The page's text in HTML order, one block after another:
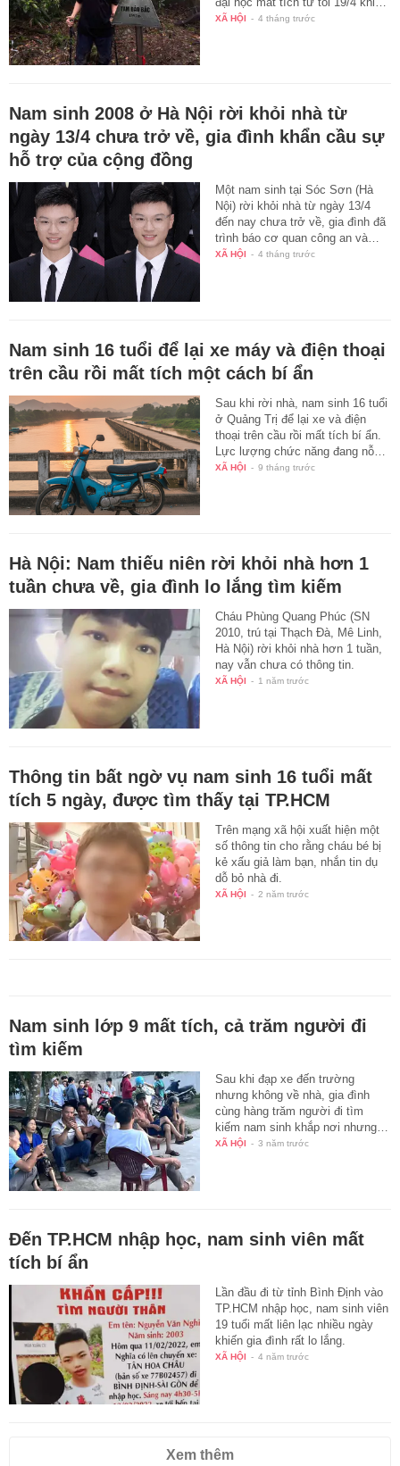
XÃ HỘI - 4 tháng trước
Nam sinh 2008 ở Hà Nội rời khỏi nhà từ
ngày 13/4 chưa trở về, gia đình khẩn cầu sự
hỗ trợ của cộng đồng
Một nam sinh tại Sóc Sơn (Hà
Nội) rời khỏi nhà từ ngày 13/4
đến nay chưa trở về, gia đình đã
trình báo cơ quan công an và…
XÃ HỘI - 4 tháng trước
Nam sinh 16 tuổi để lại xe máy và điện thoại
trên cầu rồi mất tích một cách bí ẩn
Sau khi rời nhà, nam sinh 16 tuổi
ở Quảng Trị để lại xe và điện
thoại trên cầu rồi mất tích bí ẩn.
Lực lượng chức năng đang nỗ…
XÃ HỘI - 9 tháng trước
Hà Nội: Nam thiếu niên rời khỏi nhà hơn 1
tuần chưa về, gia đình lo lắng tìm kiếm
Cháu Phùng Quang Phúc (SN
2010, trú tại Thạch Đà, Mê Linh,
Hà Nội) rời khỏi nhà hơn 1 tuần,
nay vẫn chưa có thông tin.
XÃ HỘI - 1 năm trước
Thông tin bất ngờ vụ nam sinh 16 tuổi mất
tích 5 ngày, được tìm thấy tại TP.HCM
Trên mạng xã hội xuất hiện một
số thông tin cho rằng cháu bé bị
kẻ xấu giả làm bạn, nhắn tin dụ
dỗ bỏ nhà đi.
XÃ HỘI - 2 năm trước
Nam sinh lớp 9 mất tích, cả trăm người đi
tìm kiếm
Sau khi đạp xe đến trường
nhưng không về nhà, gia đình
cùng hàng trăm người đi tìm
kiếm nam sinh khắp nơi nhưng…
XÃ HỘI - 3 năm trước
Đến TP.HCM nhập học, nam sinh viên mất
tích bí ẩn
Lần đầu đi từ tỉnh Bình Định vào
TP.HCM nhập học, nam sinh viên
19 tuổi mất liên lạc nhiều ngày
khiến gia đình rất lo lắng.
XÃ HỘI - 4 năm trước
Xem thêm